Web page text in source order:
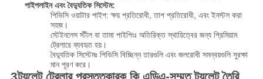
পাইপলাইন এবং বৈদ্যুতিক সিস্টেম:
পিভিসি ওয়াটার পাইপ: ক্ষয় প্রতিরোধী, তাপ প্রতিরোধী, এবং ইনস্টল করা
সহজ।
স্টেইনলেস স্টীল বা তামা পাইপিংঃ অতিরিক্ত স্থায়িত্বের জন্য প্রিমিয়াম
ট্রেলারে ব্যবহৃত হয়।
বৈদ্যুতিক সিস্টেমঃ পিভিসি বিচ্ছিন্ন তারগুলি এবং জলরোধী সমন্বয়গুলি সুরক্ষা
মান পূরণ করে।